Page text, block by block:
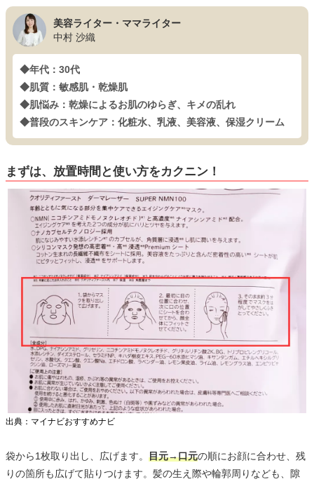
美容ライター・ママライター
中村 沙織
◆年代：30代
◆肌質：敏感肌・乾燥肌
◆肌悩み：乾燥によるお肌のゆらぎ、キメの乱れ
◆普段のスキンケア：化粧水、乳液、美容液、保湿クリーム
まずは、放置時間と使い方をカクニン！
出典：マイナビおすすめナビ
袋から1枚取り出し、広げます。 目元→口元の順にお顔に合わせ、残
りの箇所も広げて貼りつけます。髪の生え際や輪郭周りなども、隙